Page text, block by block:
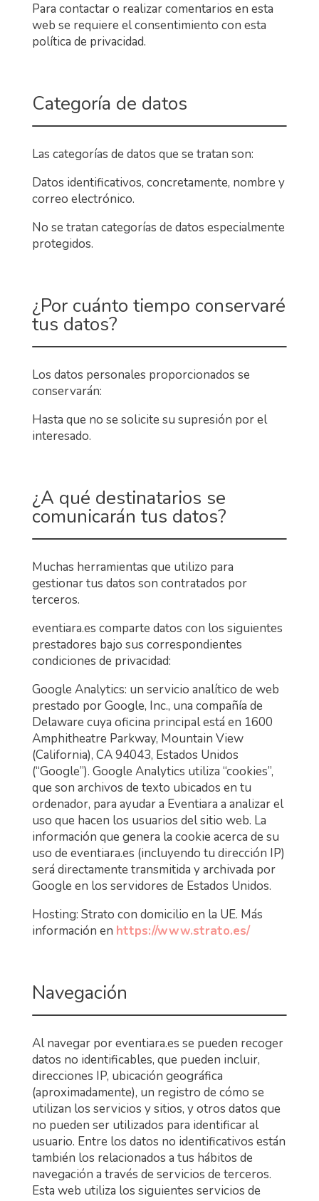
Para contactar o realizar comentarios en esta
web se requiere el consentimiento con esta
política de privacidad.
Categoría de datos
Las categorías de datos que se tratan son:
Datos identificativos, concretamente, nombre y
correo electrónico.
No se tratan categorías de datos especialmente
protegidos.
¿Por cuánto tiempo conservaré
tus datos?
Los datos personales proporcionados se
conservarán:
Hasta que no se solicite su supresión por el
interesado.
¿A qué destinatarios se
comunicarán tus datos?
Muchas herramientas que utilizo para
gestionar tus datos son contratados por
terceros.
eventiara.es comparte datos con los siguientes
prestadores bajo sus correspondientes
condiciones de privacidad:
Google Analytics: un servicio analítico de web
prestado por Google, Inc., una compañía de
Delaware cuya oficina principal está en 1600
Amphitheatre Parkway, Mountain View
(California), CA 94043, Estados Unidos
(“Google”). Google Analytics utiliza “cookies”,
que son archivos de texto ubicados en tu
ordenador, para ayudar a Eventiara a analizar el
uso que hacen los usuarios del sitio web. La
información que genera la cookie acerca de su
uso de eventiara.es (incluyendo tu dirección IP)
será directamente transmitida y archivada por
Google en los servidores de Estados Unidos.
Hosting: Strato con domicilio en la UE. Más
información en https://www.strato.es/
Navegación
Al navegar por eventiara.es se pueden recoger
datos no identificables, que pueden incluir,
direcciones IP, ubicación geográfica
(aproximadamente), un registro de cómo se
utilizan los servicios y sitios, y otros datos que
no pueden ser utilizados para identificar al
usuario. Entre los datos no identificativos están
también los relacionados a tus hábitos de
navegación a través de servicios de terceros.
Esta web utiliza los siguientes servicios de